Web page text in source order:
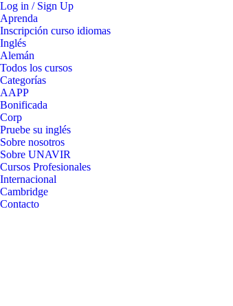
Log in / Sign Up
Aprenda
Inscripción curso idiomas
Inglés
Alemán
Todos los cursos
Categorías
AAPP
Bonificada
Corp
Pruebe su inglés
Sobre nosotros
Sobre UNAVIR
Cursos Profesionales
Internacional
Cambridge
Contacto